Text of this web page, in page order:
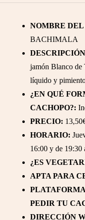
NOMBRE
BACHIMALA
jamón Blanco de
líquido y
¿EN QUÉ
CACHOPO?:
PRECIO:
HORARIO:
16:00 y de 19:30
¿ES
APTA PARA
PEDIR TU
DIRECCIÓN